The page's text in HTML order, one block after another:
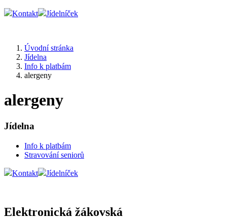
Kontakt Jídelníček
Úvodní stránka
Jídelna
Info k platbám
alergeny
alergeny
Jídelna
Info k platbám
Stravování seniorů
Kontakt Jídelníček
Elektronická žákovská